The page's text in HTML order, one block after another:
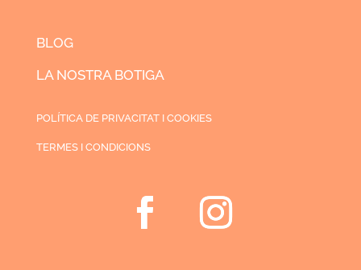
BLOG
LA NOSTRA BOTIGA
POLÍTICA DE PRIVACITAT I COOKIES
TERMES I CONDICIONS